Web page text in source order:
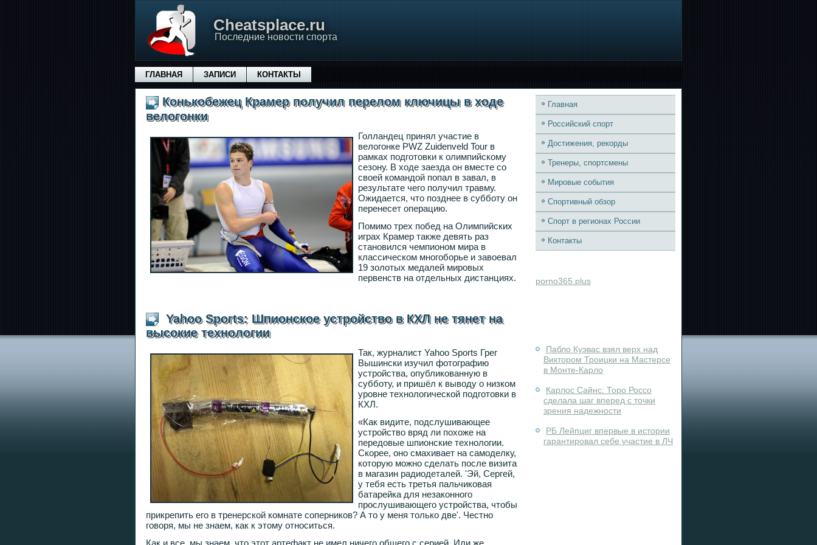
Сheatsplace.ru
Последние новости спорта
ГЛАВНАЯ ЗАПИСИ КОНТАКТЫ
Конькобежец Крамер получил перелом ключицы в ходе
велогонки
Голландец принял участие в
велогонке PWZ Zuidenveld Tour в
рамках подготовки к олимпийскому
сезону. В ходе заезда он вместе со
своей командой попал в завал, в
результате чего получил травму.
Ожидается, что позднее в субботу он
перенесет операцию.
Помимо трех побед на Олимпийских
играх Крамер также девять раз
становился чемпионом мира в
классическом многоборье и завоевал
19 золотых медалей мировых
первенств на отдельных дистанциях.
Yahoo Sports: Шпионское устройство в КХЛ не тянет на
высокие технологии
Так, журналист Yahoo Sports Грег
Вышински изучил фотографию
устройства, опубликованную в
субботу, и пришёл к выводу о низком
уровне технологической подготовки в
КХЛ.
«Как видите, подслушивающее
устройство вряд ли похоже на
передовые шпионские технологии.
Скорее, оно смахивает на самоделку,
которую можно сделать после визита
в магазин радиодеталей. 'Эй, Сергей,
у тебя есть третья пальчиковая
батарейка для незаконного
прослушивающего устройства, чтобы
прикрепить его в тренерской комнате соперников? А то у меня только две'. Честно
говоря, мы не знаем, как к этому относиться.
Главная
Российский спорт
Достижения, рекорды
Тренеры, спортсмены
Мировые события
Спортивный обзор
Спорт в регионах России
Контакты
porno365.plus
Пабло Куэвас взял верх над
Виктором Троицки на Мастерсе
в Монте-Карло
Карлос Сайнс: Торо Россо
сделала шаг вперед с точки
зрения надежности
РБ Лейпциг впервые в истории
гарантировал себе участие в ЛЧ